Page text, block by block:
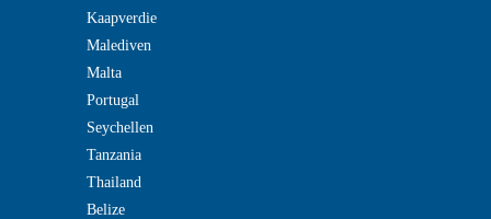
Kaapverdie
Malediven
Malta
Portugal
Seychellen
Tanzania
Thailand
Belize